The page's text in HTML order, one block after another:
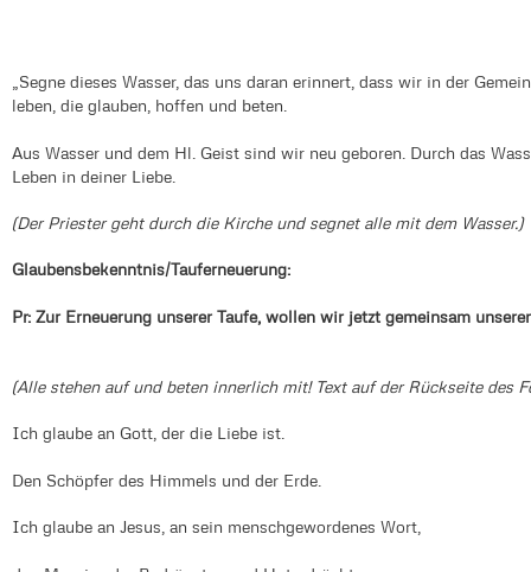
„Segne dieses Wasser, das uns daran erinnert, dass wir in der
leben, die glauben, hoffen und beten.
Aus Wasser und dem Hl. Geist sind wir neu geboren. Durch das
Leben in deiner Liebe.
(Der Priester geht durch die Kirche und segnet alle mit dem Wasser.)
Glaubensbekenntnis/Tauferneuerung:
Pr: Zur Erneuerung unserer Taufe, wollen wir jetzt
(Alle stehen auf und beten innerlich mit! Text auf der Rückseite des
Ich glaube an Gott, der die Liebe ist.
Den Schöpfer des Himmels und der Erde.
Ich glaube an Jesus, an sein menschgewordenes Wort,